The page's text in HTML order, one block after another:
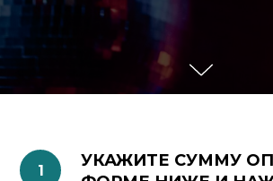
УКАЖИТЕ СУММУ